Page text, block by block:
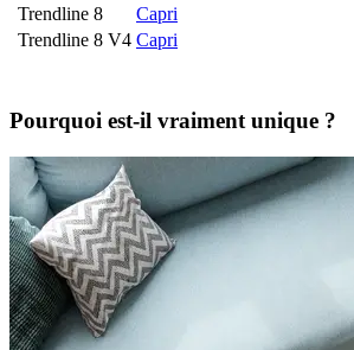
Trendline 8
Capri
Trendline 8 V4 Capri
Pourquoi est-il vraiment unique ?